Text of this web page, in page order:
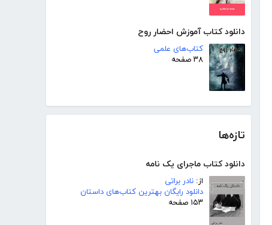
دانلود کتاب آموزش احضار روح
کتاب‌های علمی
۳۸ صفحه
تازه‌ها
دانلود کتاب ماجرای یک نامه
از: نادر براتی
دانلود رایگان بهترین کتاب‌های داستان
۱۵۳ صفحه